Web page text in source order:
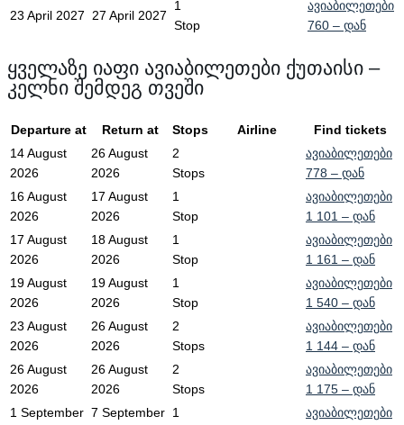
23 April 2027 27 April 2027
1
Stop
ავიაბილეთები
760 – დან
ყველაზე იაფი ავიაბილეთები ქუთაისი –
კელნი შემდეგ თვეში
Departure at Return at Stops Airline
Find tickets
14 August
2026
26 August
2026
2
Stops
ავიაბილეთები
778 – დან
16 August
2026
17 August
2026
1
Stop
ავიაბილეთები
1 101 – დან
17 August
2026
18 August
2026
1
Stop
ავიაბილეთები
1 161 – დან
19 August
2026
19 August
2026
1
Stop
ავიაბილეთები
1 540 – დან
23 August
2026
26 August
2026
2
Stops
ავიაბილეთები
1 144 – დან
26 August
2026
26 August
2026
2
Stops
ავიაბილეთები
1 175 – დან
1 September 7 September 1
ავიაბილეთები